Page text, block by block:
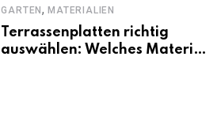
GARTEN,MATERIALIEN
Terrassenplatten richtig
auswählen: Welches Material